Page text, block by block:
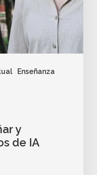
Enseñanza
y
de IA